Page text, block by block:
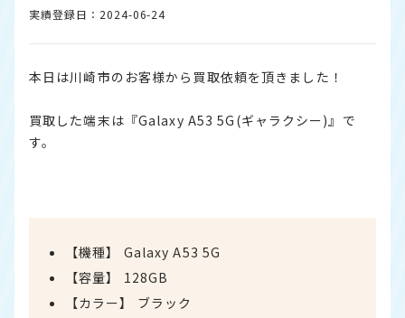
実績登録日：2024-06-24
本日は川崎市のお客様から買取依頼を頂きました！
買取した端末は『Galaxy A53 5G(ギャラクシー)』で
す。
【機種】 Galaxy A53 5G
【容量】 128GB
【カラー】 ブラック